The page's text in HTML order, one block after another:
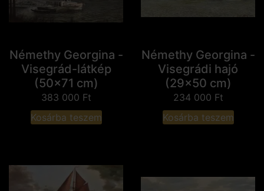
Némethy Georgina -
Visegrád-látkép
(50x71 cm)
383 000 Ft
Kosárba teszem
Némethy Georgina -
Visegrádi hajó
(29x50 cm)
234 000 Ft
Kosárba teszem